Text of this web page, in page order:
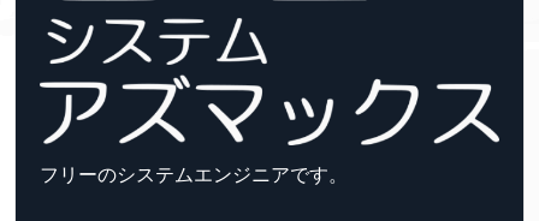
フリーのシステムエンジニアです。